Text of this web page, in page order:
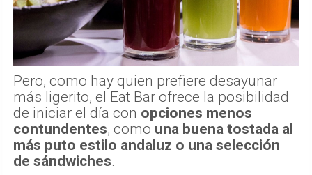
Pero, como hay quien prefiere desayunar
más ligerito, el Eat Bar ofrece la posibilidad
de iniciar el día con opciones menos
contundentes, como una buena tostada al
más puto estilo andaluz o una selección
de sándwiches.